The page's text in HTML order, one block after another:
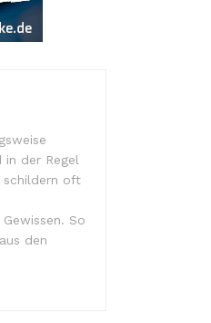
in der Regel
schildern oft
So
den